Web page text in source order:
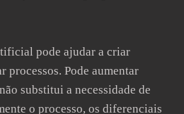
pode ajudar a criar
processos. Pode aumentar
substitui a necessidade de
o processo, os diferenciais